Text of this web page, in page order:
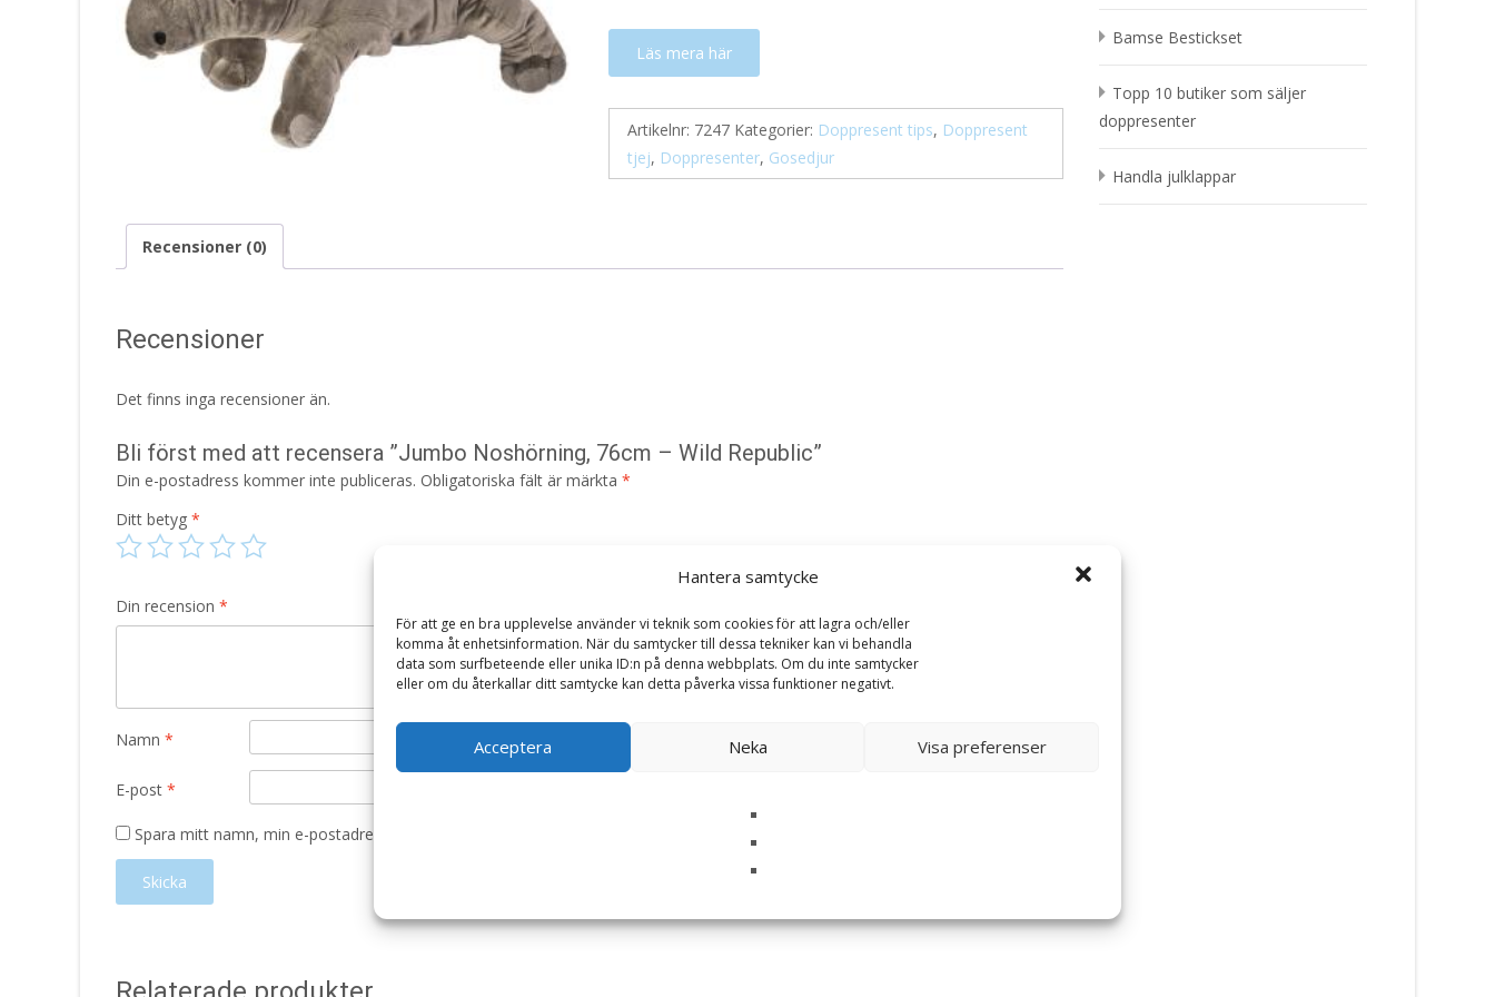
Hantera samtycke
För att ge en bra upplevelse använder vi teknik som cookies för att lagra och/eller
komma åt enhetsinformation. När du samtycker till dessa tekniker kan vi behandla
data som surfbeteende eller unika ID:n på denna webbplats. Om du inte samtycker
eller om du återkallar ditt samtycke kan detta påverka vissa funktioner negativt.
Acceptera Neka Visa preferenser
Läs mera här
Artikelnr: 7247 Kategorier: Doppresent tips, Doppresent
tjej, Doppresenter, Gosedjur
Recensioner (0)
Recensioner
Det finns inga recensioner än.
Bli först med att recensera ”Jumbo Noshörning, 76cm – Wild Republic”
Din e-postadress kommer inte publiceras. Obligatoriska fält är märkta *
Ditt betyg *
Din recension *
Namn *
E-post *
Spara mitt namn, min e-postadress och webbplats i denna webbläsare till nästa gång jag skriver en kommentar.
Bamse Bestickset
Topp 10 butiker som säljer
doppresenter
Handla julklappar